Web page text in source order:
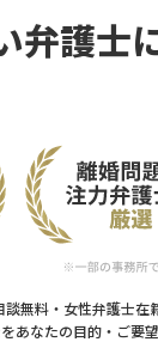
弁護士
無料・女性弁護士
あなたの目的・ご要